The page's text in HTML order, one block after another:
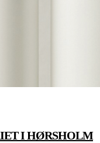
I HØRSHOLM